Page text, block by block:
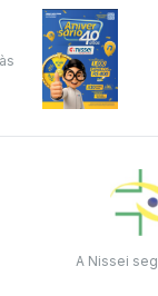
A Nissei